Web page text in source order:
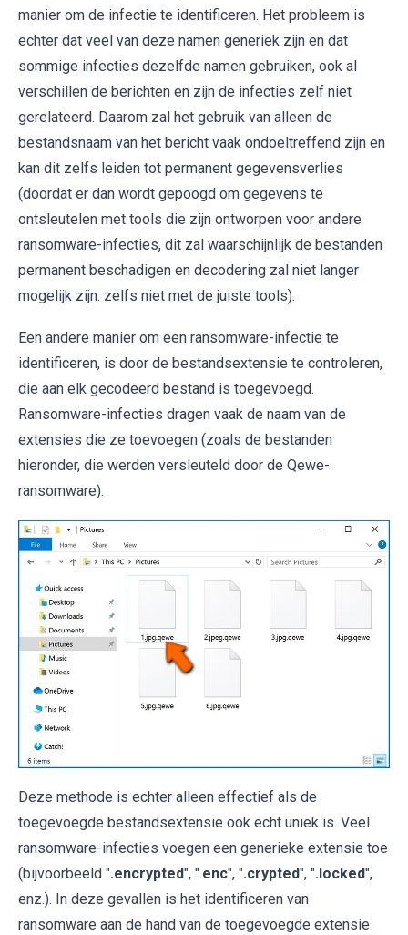
manier om de infectie te identificeren. Het probleem is
echter dat veel van deze namen generiek zijn en dat
sommige infecties dezelfde namen gebruiken, ook al
verschillen de berichten en zijn de infecties zelf niet
gerelateerd. Daarom zal het gebruik van alleen de
bestandsnaam van het bericht vaak ondoeltreffend zijn en
kan dit zelfs leiden tot permanent gegevensverlies
(doordat er dan wordt gepoogd om gegevens te
ontsleutelen met tools die zijn ontworpen voor andere
ransomware-infecties, dit zal waarschijnlijk de bestanden
permanent beschadigen en decodering zal niet langer
mogelijk zijn. zelfs niet met de juiste tools).
Een andere manier om een ​​ransomware-infectie te
identificeren, is door de bestandsextensie te controleren,
die aan elk gecodeerd bestand is toegevoegd.
Ransomware-infecties dragen vaak de naam van de
extensies die ze toevoegen (zoals de bestanden
hieronder, die werden versleuteld door de Qewe-
ransomware).
Deze methode is echter alleen effectief als de
toegevoegde bestandsextensie ook echt uniek is. Veel
ransomware-infecties voegen een generieke extensie toe
(bijvoorbeeld ".encrypted", ".enc", ".crypted", ".locked",
enz.). In deze gevallen is het identificeren van
ransomware aan de hand van de toegevoegde extensie